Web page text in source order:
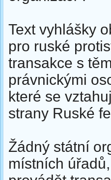
Text vyhlášky
pro ruské
transakce s
právnickými
které se
strany Ruské
Žádný státní
místních